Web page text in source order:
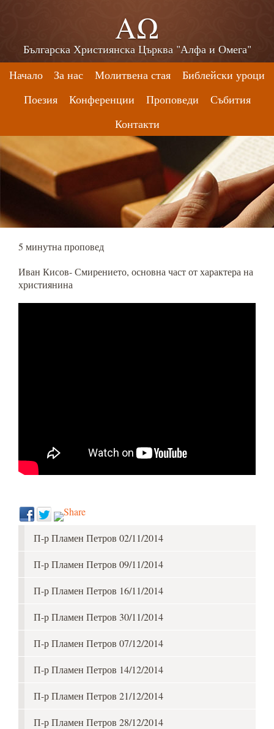
ΑΩ
Българска Християнска Църква "Алфа и Омега"
Начало
За нас Молитвена стая
Библейски уроци
Поезия
Конференции Проповеди
Събития
Контакти
5 минутна проповед
Иван Кисов- Смирението, основна част от характера на
християнина
П-р Пламен Петров 02/11/2014
П-р Пламен Петров 09/11/2014
П-р Пламен Петров 16/11/2014
П-р Пламен Петров 30/11/2014
П-р Пламен Петров 07/12/2014
П-р Пламен Петров 14/12/2014
П-р Пламен Петров 21/12/2014
П-р Пламен Петров 28/12/2014